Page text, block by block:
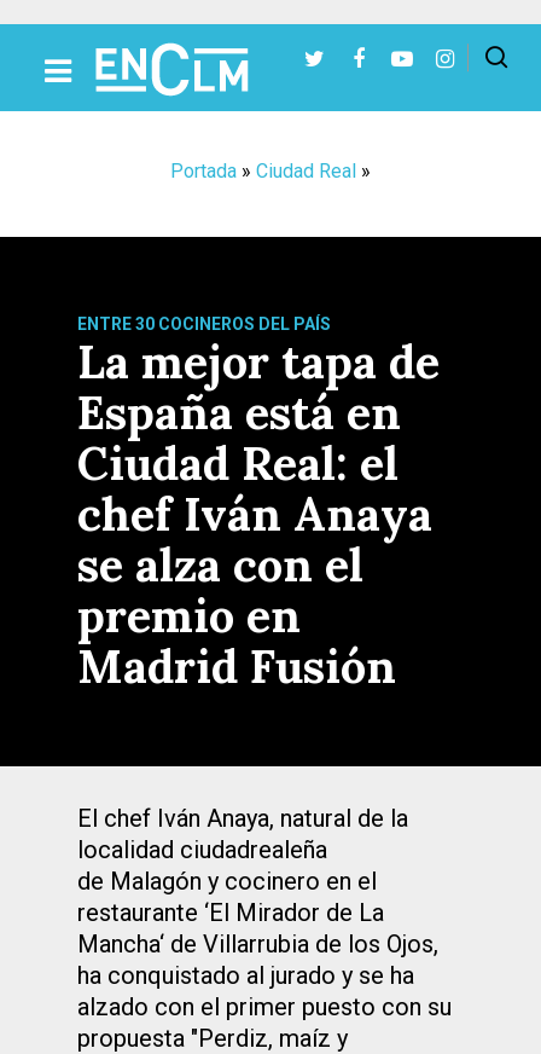
Portada » Ciudad Real »
ENTRE 30 COCINEROS DEL PAÍS
La mejor tapa de
España está en
Ciudad Real: el
chef Iván Anaya
se alza con el
premio en
Madrid Fusión
El chef Iván Anaya, natural de la
localidad ciudadrealeña
de Malagón y cocinero en el
restaurante ‘El Mirador de La
Mancha‘ de Villarrubia de los Ojos,
ha conquistado al jurado y se ha
alzado con el primer puesto con su
propuesta "Perdiz, maíz y